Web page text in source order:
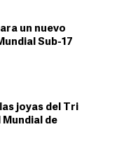
un nuevo
Sub-17
joyas del Tri
Mundial de